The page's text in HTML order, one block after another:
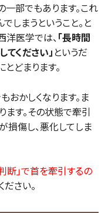
一部でもあります。これ
しまうということ。と
洋医学では、 「長時間
てください」 というだ
どまります。
おかしくなります。ま
ます。その状態で牽引
損傷し、悪化してしま
断」で首を牽引するの
ださい。